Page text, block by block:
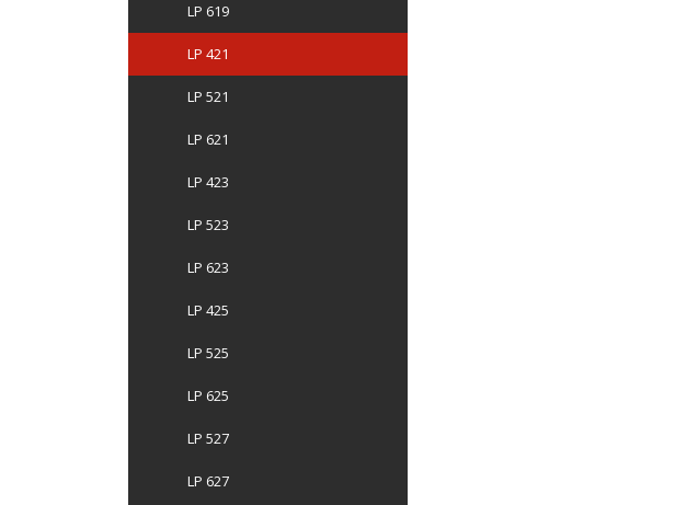
LP 619
LP 421
LP 521
LP 621
LP 423
LP 523
LP 623
LP 425
LP 525
LP 625
LP 527
LP 627